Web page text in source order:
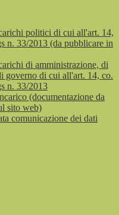
politici di cui all'art. 14,
n. 33/2013 (da pubblicare in
di amministrazione, di
governo di cui all'art. 14, co.
n. 33/2013
(documentazione da
sito web)
comunicazione dei dati